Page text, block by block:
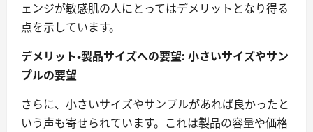
ェンジが敏感肌の人にとってはデメリットとなり得る
点を示しています。
デメリット・製品サイズへの要望: 小さいサイズやサン
プルの要望
さらに、小さいサイズやサンプルがあれば良かったと
いう声も寄せられています。これは製品の容量や価格